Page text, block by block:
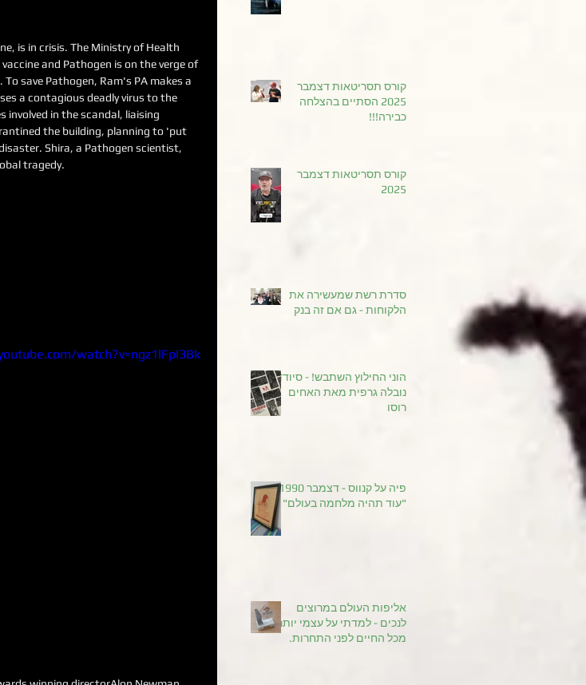
is in crisis. The Ministry of Health
and Pathogen is on the verge of
save Pathogen, Ram's PA makes a
a contagious deadly virus to the
involved in the scandal, liaising
the building, planning to 'put
Shira, a Pathogen scientist,
tragedy.
watch?v=ngz1lFpI3Bk
קורס תסריטאות דצמבר
2025 הסתיים בהצלחה
כבירה!!!
קורס תסריטאות דצמבר
2025
סדרת רשת שמעשירה את
הלקוחות - גם אם זה בנק
הוני החילוץ השתבש! - סיודד
נובלה גרפית מאת האחים
רוסו
פיה על קנווס - דצמבר 1990
"עוד תהיה מלחמה בעולם"
אליפות העולם במרוצים
לנכים - למדתי על עצמי יותר
מכל החיים לפני התחרות.